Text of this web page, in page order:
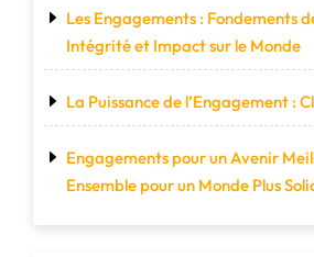
Les Engagements : Fondements
Intégrité et Impact sur le Monde
La Puissance de l’Engagement :
Engagements pour un Avenir
Ensemble pour un Monde Plus